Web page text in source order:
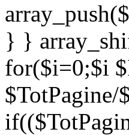
} }
for($i=0;$i
$TotPagine/